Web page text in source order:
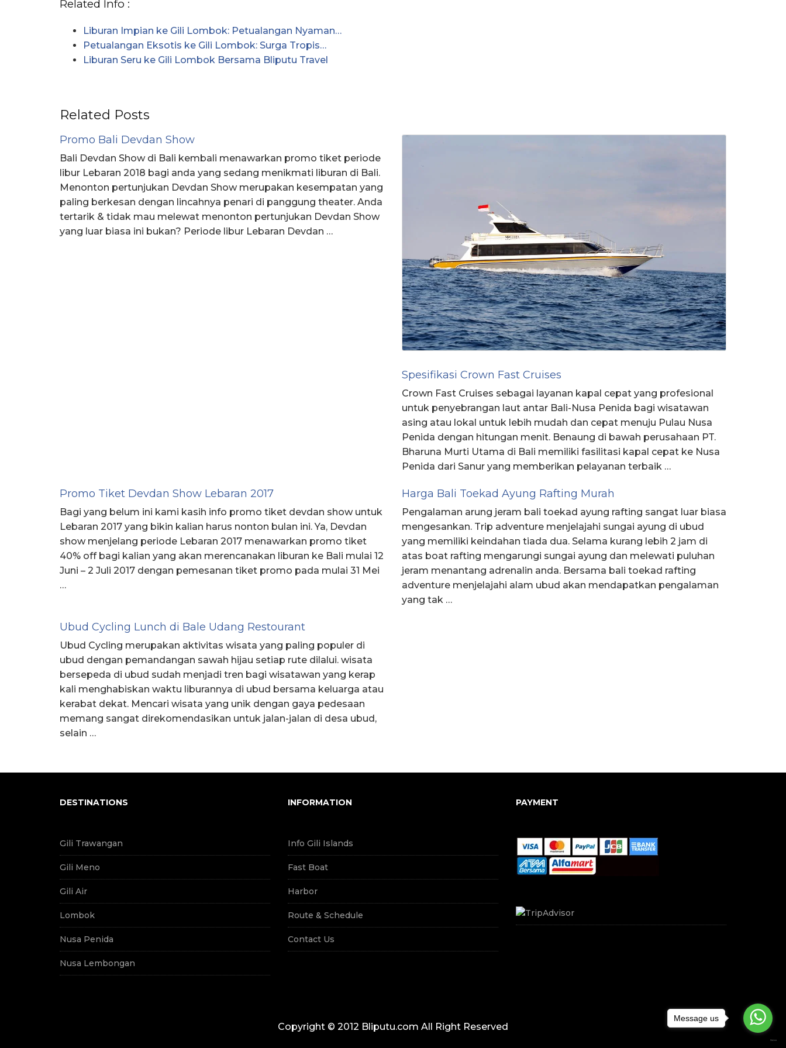
Related Info :
Liburan Impian ke Gili Lombok: Petualangan Nyaman…
Petualangan Eksotis ke Gili Lombok: Surga Tropis…
Liburan Seru ke Gili Lombok Bersama Bliputu Travel
Related Posts
Promo Bali Devdan Show
Bali Devdan Show di Bali kembali menawarkan promo tiket periode
libur Lebaran 2018 bagi anda yang sedang menikmati liburan di Bali.
Menonton pertunjukan Devdan Show merupakan kesempatan yang
paling berkesan dengan lincahnya penari di panggung theater. Anda
tertarik & tidak mau melewat menonton pertunjukan Devdan Show
yang luar biasa ini bukan? Periode libur Lebaran Devdan …
Spesifikasi Crown Fast Cruises
Crown Fast Cruises sebagai layanan kapal cepat yang profesional
untuk penyebrangan laut antar Bali-Nusa Penida bagi wisatawan
asing atau lokal untuk lebih mudah dan cepat menuju Pulau Nusa
Penida dengan hitungan menit. Benaung di bawah perusahaan PT.
Bharuna Murti Utama di Bali memiliki fasilitasi kapal cepat ke Nusa
Penida dari Sanur yang memberikan pelayanan terbaik …
Promo Tiket Devdan Show Lebaran 2017
Bagi yang belum ini kami kasih info promo tiket devdan show untuk
Lebaran 2017 yang bikin kalian harus nonton bulan ini. Ya, Devdan
show menjelang periode Lebaran 2017 menawarkan promo tiket
40% off bagi kalian yang akan merencanakan liburan ke Bali mulai 12
Juni – 2 Juli 2017 dengan pemesanan tiket promo pada mulai 31 Mei
…
Harga Bali Toekad Ayung Rafting Murah
Pengalaman arung jeram bali toekad ayung rafting sangat luar biasa
mengesankan. Trip adventure menjelajahi sungai ayung di ubud
yang memiliki keindahan tiada dua. Selama kurang lebih 2 jam di
atas boat rafting mengarungi sungai ayung dan melewati puluhan
jeram menantang adrenalin anda. Bersama bali toekad rafting
adventure menjelajahi alam ubud akan mendapatkan pengalaman
yang tak …
Ubud Cycling Lunch di Bale Udang Restourant
Ubud Cycling merupakan aktivitas wisata yang paling populer di
ubud dengan pemandangan sawah hijau setiap rute dilalui. wisata
bersepeda di ubud sudah menjadi tren bagi wisatawan yang kerap
kali menghabiskan waktu liburannya di ubud bersama keluarga atau
kerabat dekat. Mencari wisata yang unik dengan gaya pedesaan
memang sangat direkomendasikan untuk jalan-jalan di desa ubud,
selain …
DESTINATIONS
Gili Trawangan
Gili Meno
Gili Air
Lombok
Nusa Penida
Nusa Lembongan
INFORMATION
Info Gili Islands
Fast Boat
Harbor
Route & Schedule
Contact Us
PAYMENT
Copyright © 2012 Bliputu.com All Right Reserved
Message us